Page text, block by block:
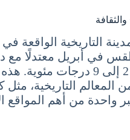
التاريخية الواقعة
في أبريل معتدلًا مع
حرارة تتراوح بين 2 إلى 9 درجات
المعالم التاريخية، مثل
واحدة من أهم المواقع